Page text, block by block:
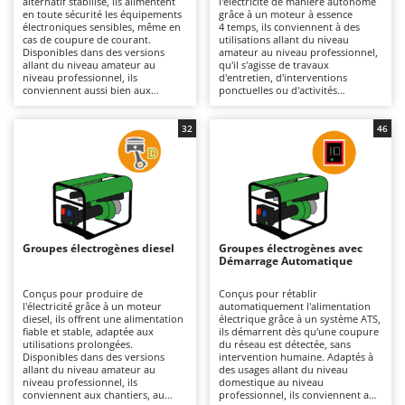
Autolaveuses
Autres produits
B
Balayeuses
Bancs de scie pour le bois - Scies à bûches
Bennes pour tracteur
Brosses pour sols extérieurs
Brouettes à moteur
Broyeurs à axe horizontal pour tracteur
Butteurs pour tracteur
C
Chargeurs de batterie - Démarreurs
Charrues pour tracteur
Ambrogio Robot
Annovi Reverberi
ANTHBOT
Archman
Argo
Ariete
Artus
Attila
Awelco
B
Baesso
Bahco
en toute sécurité les équipements
électroniques sensibles, même en
cas de coupure de courant.
Disponibles dans des versions
allant du niveau amateur au
niveau professionnel, ils
conviennent aussi bien aux
d'entretien, grâce à des modèles
compacts et faciles à transporter.
Par rapport aux groupes
électrogènes classiques, ils limitent
les variations de tension,
améliorent la protection des
appareils raccordés et se
distinguent généralement par un
fonctionnement plus silencieux. Ils
constituent une solution idéale
pour ceux qui recherchent une
déplacement. Il est recommandé
de les stocker dans un endroit sec
et bien ventilé, de nettoyer
régulièrement les grilles et
d'effectuer l'entretien courant du
moteur (filtre à air, huile et
bougie).
grâce à un moteur à essence
4 temps, ils conviennent à des
utilisations allant du niveau
amateur au niveau professionnel,
qu'il s'agisse de travaux
d'entretien, d'interventions
ponctuelles ou d'activités
triphasées selon les besoins, ils
offrent une solution pratique et
polyvalente. Plus compacts et plus
faciles à transporter que les
groupes électrogènes au diesel, ils
sont particulièrement adaptés
lorsque la mobilité et la rapidité
de mise en service sont
essentielles. Ils constituent un
choix polyvalent pour disposer
d'une source d'énergie simple
d'utilisation. Ils doivent être
espaces bien ventilés ; un contrôle
régulier du filtre à air, des bougies
et du niveau d'huile est
recommandé.
Groupes électrogènes diesel
Conçus pour produire de
l'électricité grâce à un moteur
diesel, ils offrent une alimentation
fiable et stable, adaptée aux
utilisations prolongées.
Disponibles dans des versions
allant du niveau amateur au
niveau professionnel, ils
conviennent aux chantiers, au
32
Groupes électrogènes avec
Démarrage Automatique
Conçus pour rétablir
automatiquement l'alimentation
électrique grâce à un système ATS,
ils démarrent dès qu'une coupure
du réseau est détectée, sans
intervention humaine. Adaptés à
des usages allant du niveau
domestique au niveau
professionnel, ils conviennent aux
46